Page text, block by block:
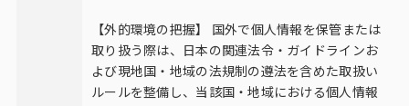
【外的環境の把握】 国外で個人情報を保管または
取り扱う際は、日本の関連法令・ガイドラインお
よび現地国・地域の法規制の遵法を含めた取扱い
ルールを整備し、当該国・地域における個人情報